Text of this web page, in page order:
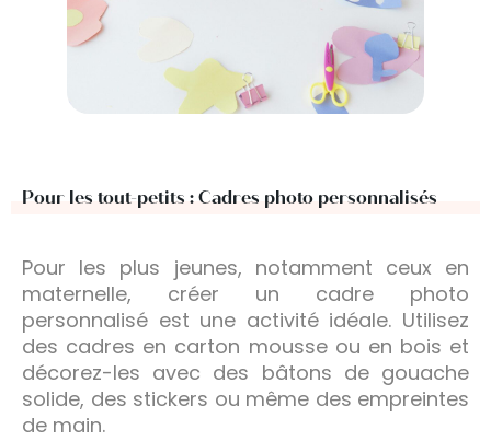
Pour les tout-petits : Cadres photo personnalisés
Pour les plus jeunes, notamment ceux en
maternelle, créer un cadre photo
personnalisé est une activité idéale. Utilisez
des cadres en carton mousse ou en bois et
décorez-les avec des bâtons de gouache
solide, des stickers ou même des empreintes
de main.